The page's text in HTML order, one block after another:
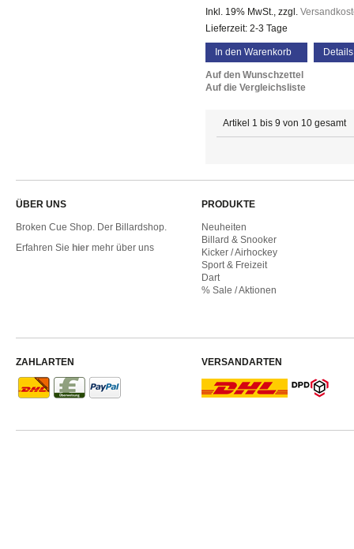
Inkl. 19% MwSt., zzgl.
Lieferzeit: 2-3 Tage
In den Warenkorb Details
Auf den Wunschzettel
Auf die Vergleichsliste
Artikel 1 bis 9 von 10 gesamt
ÜBER UNS
Broken Cue Shop. Der Billardshop.
Erfahren Sie hier mehr über uns
PRODUKTE
Neuheiten
Billard & Snooker
Kicker / Airhockey
Sport & Freizeit
Dart
% Sale / Aktionen
ZAHLARTEN VERSANDARTEN